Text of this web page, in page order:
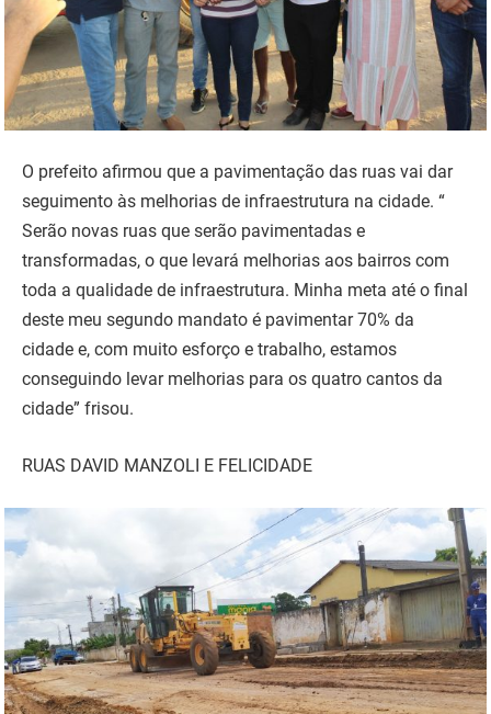
O prefeito afirmou que a pavimentação das ruas vai dar
seguimento às melhorias de infraestrutura na cidade. “
Serão novas ruas que serão pavimentadas e
transformadas, o que levará melhorias aos bairros com
toda a qualidade de infraestrutura. Minha meta até o final
deste meu segundo mandato é pavimentar 70% da
cidade e, com muito esforço e trabalho, estamos
conseguindo levar melhorias para os quatro cantos da
cidade” frisou.
RUAS DAVID MANZOLI E FELICIDADE